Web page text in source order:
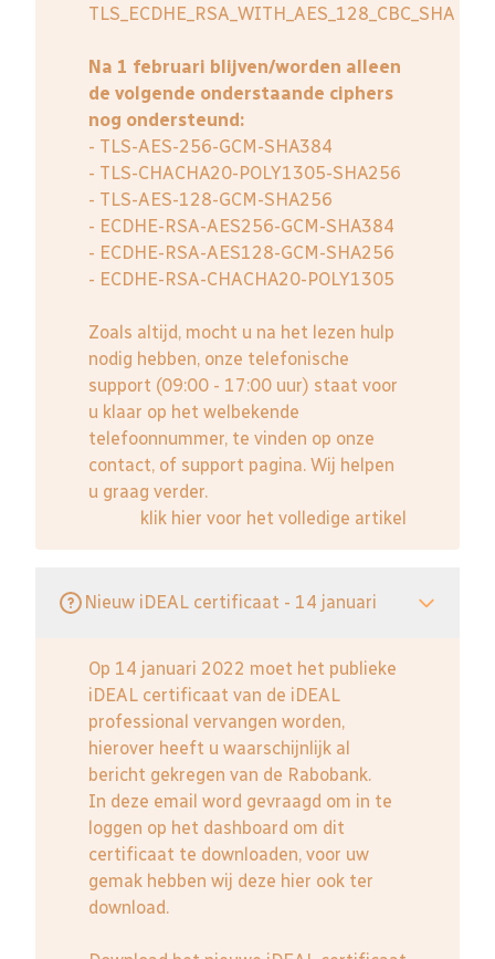
TLS_ECDHE_RSA_WITH_AES_128_CBC_SHA
Na 1 februari blijven/worden alleen
de volgende onderstaande ciphers
nog ondersteund:
- TLS-AES-256-GCM-SHA384
- TLS-CHACHA20-POLY1305-SHA256
- TLS-AES-128-GCM-SHA256
- ECDHE-RSA-AES256-GCM-SHA384
- ECDHE-RSA-AES128-GCM-SHA256
- ECDHE-RSA-CHACHA20-POLY1305
Zoals altijd, mocht u na het lezen hulp
nodig hebben, onze telefonische
support (09:00 - 17:00 uur) staat voor
u klaar op het welbekende
telefoonnummer, te vinden op onze
contact, of support pagina. Wij helpen
u graag verder.
klik hier voor het volledige artikel
Nieuw iDEAL certificaat - 14 januari
Op 14 januari 2022 moet het publieke
iDEAL certificaat van de iDEAL
professional vervangen worden,
hierover heeft u waarschijnlijk al
bericht gekregen van de Rabobank.
In deze email word gevraagd om in te
loggen op het dashboard om dit
certificaat te downloaden, voor uw
gemak hebben wij deze hier ook ter
download.